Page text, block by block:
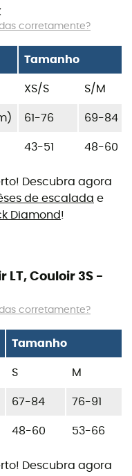
corretamente?
Tamanho
XS/S S/M
61-76 69-84
43-51 48-60
Descubra agora
de escalada e
Diamond!
LT, Couloir 3S -
corretamente?
Tamanho
S M
67-84 76-91
48-60 53-66
Descubra agora